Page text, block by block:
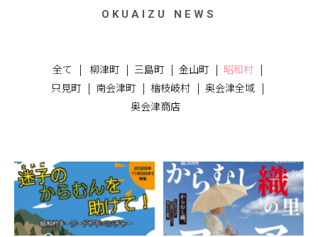
商品
相談窓口
アクセス
お問い合わせ
OKUAIZU NEWS
全て 柳津町 三島町 金山町
昭和村
只見町
南会津町 檜枝岐村
奥会津全域
奥会津商店